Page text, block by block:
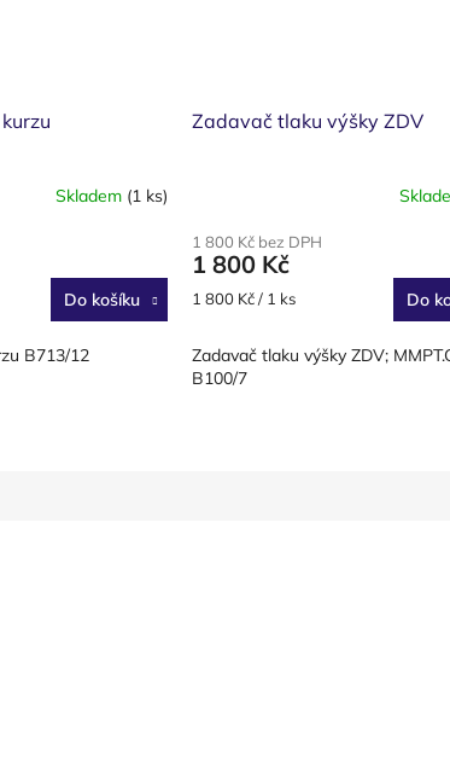
Skladem (1 ks)
Do košíku
B713/12
Zadavač tlaku výšky ZDV
1 800 Kč bez DPH
1 800 Kč
Měrná
1 800 Kč / 1 ks Do
Zadavač tlaku výšky ZDV;
B100/7